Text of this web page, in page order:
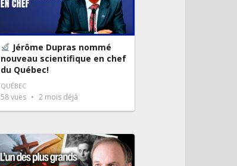
Jérôme Dupras nommé
nouveau scientifique en chef
du Québec!
QUÉBEC
58vues 2 mois déjà